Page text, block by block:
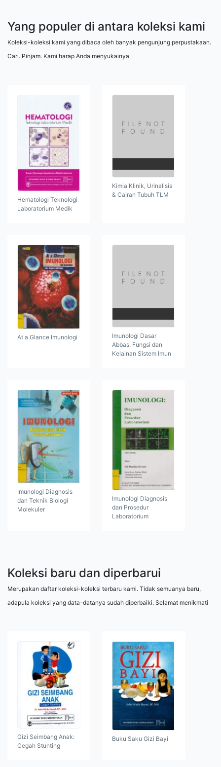
Yang populer di antara koleksi kami
Koleksi-koleksi kami yang dibaca oleh banyak pengunjung perpustakaan.
Cari. Pinjam. Kami harap Anda menyukainya
Hematologi Teknologi
Laboratorium Medik
Kimia Klinik, Urinalisis
& Cairan Tubuh TLM
At a Glance Imunologi
Imunologi Dasar
Abbas: Fungsi dan
Kelainan Sistem Imun
Imunologi Diagnosis
dan Teknik Biologi
Molekuler
Imunologi Diagnosis
dan Prosedur
Laboratorium
Koleksi baru dan diperbarui
Merupakan daftar koleksi-koleksi terbaru kami. Tidak semuanya baru,
adapula koleksi yang data-datanya sudah diperbaiki. Selamat menikmati
Gizi Seimbang Anak:
Cegah Stunting
Buku Saku Gizi Bayi